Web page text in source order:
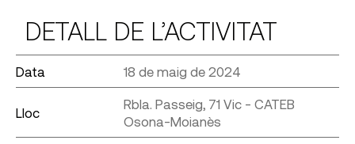
DETALL DE L’ACTIVITAT
Data 18 de maig de 2024
Lloc
Rbla. Passeig, 71 Vic - CATEB
Osona-Moianès